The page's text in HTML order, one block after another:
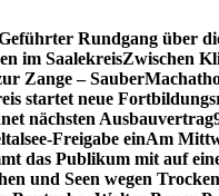
Rundgang über
im SaalekreisZwischen
Zange –
startet neue
nächsten Ausbauvertrag
Freigabe einAm
das Publikum mit auf
und Seen wegen